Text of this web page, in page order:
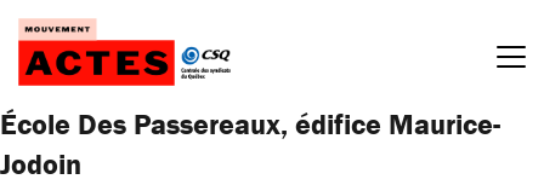
Passer
contenu
École Des Passereaux, édifice Maurice-
Jodoin